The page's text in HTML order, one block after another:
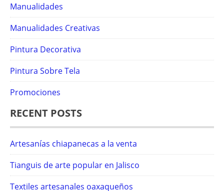
Manualidades
Manualidades Creativas
Pintura Decorativa
Pintura Sobre Tela
Promociones
RECENT POSTS
Artesanías chiapanecas a la venta
Tianguis de arte popular en Jalisco
Textiles artesanales oaxaqueños